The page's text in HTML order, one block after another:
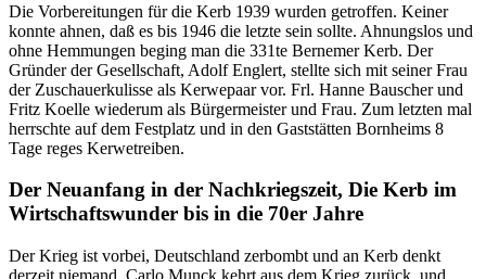
Die Vorbereitungen für die Kerb 1939 wurden getroffen. Keiner
konnte ahnen, daß es bis 1946 die letzte sein sollte. Ahnungslos und
ohne Hemmungen beging man die 331te Bernemer Kerb. Der
Gründer der Gesellschaft, Adolf Englert, stellte sich mit seiner Frau
der Zuschauerkulisse als Kerwepaar vor. Frl. Hanne Bauscher und
Fritz Koelle wiederum als Bürgermeister und Frau. Zum letzten mal
herrschte auf dem Festplatz und in den Gaststätten Bornheims 8
Tage reges Kerwetreiben.
Der Neuanfang in der Nachkriegszeit, Die Kerb im
Wirtschaftswunder bis in die 70er Jahre
Der Krieg ist vorbei, Deutschland zerbombt und an Kerb denkt
derzeit niemand. Carlo Munck kehrt aus dem Krieg zurück, und